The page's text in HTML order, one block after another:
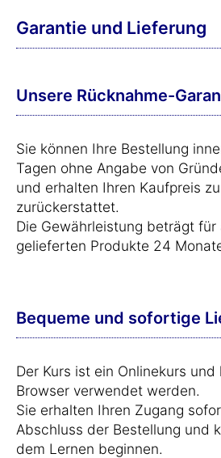
Garantie und Lieferung
Unsere Rücknahme-
Sie können Ihre Bestellung
Tagen ohne Angabe von
und erhalten Ihren Kaufpreis
zurückerstattet.
Die Gewährleistung beträgt für
gelieferten Produkte 24
Bequeme und sofortige
Der Kurs ist ein Onlinekurs
Browser verwendet werden.
Sie erhalten Ihren Zugang
Abschluss der Bestellung und
dem Lernen beginnen.